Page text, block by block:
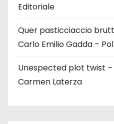
Editoriale
Quer pasticciaccio
Carlo Emilio Gadda –
Unespected plot twist –
Carmen Laterza